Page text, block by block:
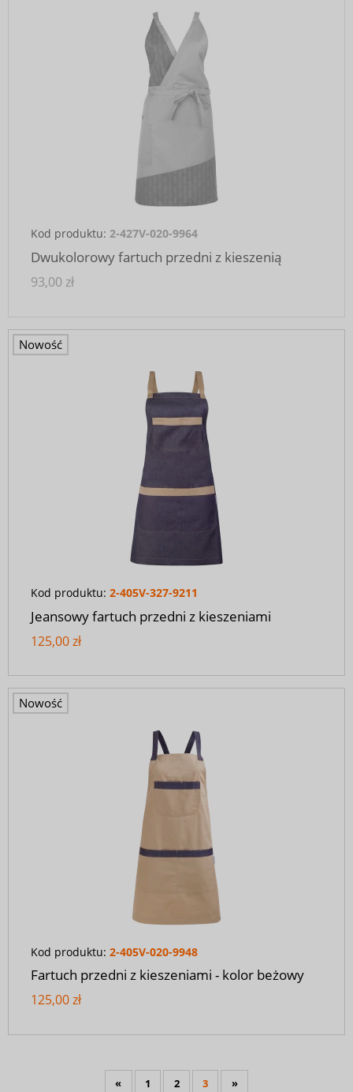
Kod produktu: 2-427V-020-9964
Dwukolorowy fartuch przedni z kieszenią
93,00 zł
Kod produktu: 2-405V-327-9211
Jeansowy fartuch przedni z kieszeniami
125,00 zł
Nowość
Kod produktu: 2-405V-020-9948
Fartuch przedni z kieszeniami - kolor beżowy
125,00 zł
Nowość
« 1 2 3 »